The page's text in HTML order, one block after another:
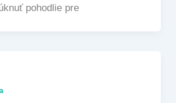
pohodlie pre